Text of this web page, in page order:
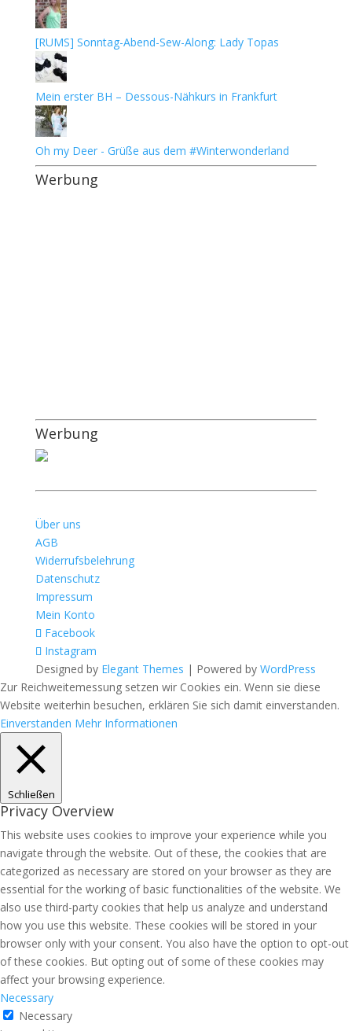
[RUMS] Sonntag-Abend-Sew-Along: Lady Topas
Mein erster BH – Dessous-Nähkurs in Frankfurt
Oh my Deer - Grüße aus dem #Winterwonderland
Werbung
Werbung
Über uns
AGB
Widerrufsbelehrung
Datenschutz
Impressum
Mein Konto
Facebook
Instagram
Designed by Elegant Themes | Powered by WordPress
Zur Reichweitemessung setzen wir Cookies ein. Wenn sie diese
Website weiterhin besuchen, erklären Sie sich damit einverstanden.
Einverstanden Mehr Informationen
Schließen
Privacy Overview
This website uses cookies to improve your experience while you
navigate through the website. Out of these, the cookies that are
categorized as necessary are stored on your browser as they are
essential for the working of basic functionalities of the website. We
also use third-party cookies that help us analyze and understand
how you use this website. These cookies will be stored in your
browser only with your consent. You also have the option to opt-out
of these cookies. But opting out of some of these cookies may
affect your browsing experience.
Necessary
Necessary